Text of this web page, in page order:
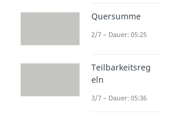
Quersumme
2/7 – Dauer: 05:25
Teilbarkeitsreg
eln
3/7 – Dauer: 05:36